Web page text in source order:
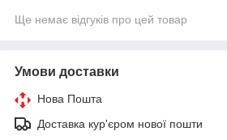
Ще немає відгуків про цей товар
Умови доставки
Нова Пошта
Доставка кур'єром нової пошти